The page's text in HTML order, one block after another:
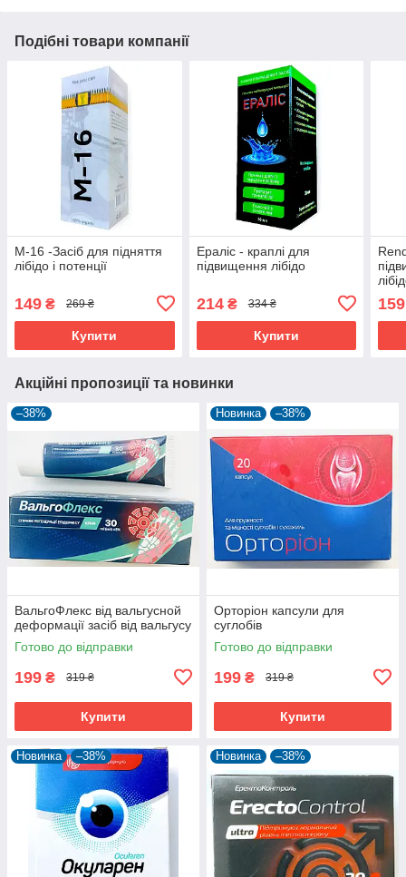
Подібні товари компанії
М-16 -Засіб для підняття
лібідо і потенції
149 ₴ 269 ₴
Купити
Ераліс - краплі для
підвищення лібідо
214₴ 334 ₴
Купити
159
Акційні пропозиції та новинки
–38%
ВальгоФлекс від вальгусной
деформації засіб від вальгусу
Готово до відправки
199 ₴ 319 ₴
Купити
Новинка –38%
Орторіон капсули для
суглобів
Готово до відправки
199 ₴ 319 ₴
Купити
Новинка –38% Новинка –38%